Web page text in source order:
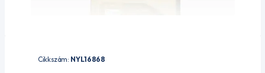
Cikkszám: NYL16868